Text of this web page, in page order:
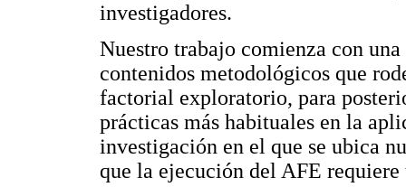
investigadores.
Nuestro trabajo comienza con
contenidos metodológicos que
factorial exploratorio, para
prácticas más habituales en la
investigación en el que se ubica
que la ejecución del AFE